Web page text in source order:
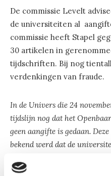
De commissie Levelt
de universiteiten al
commissie heeft Stapel
30 artikelen in
tijdschriften. Bij nog
verdenkingen van fraude.
In de Univers die 24
tijdslijn nog dat het
geen aangifte is gedaan.
bekend werd dat de